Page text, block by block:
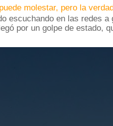
molestar, pero la
escuchando en las redes a
por un golpe de estado,